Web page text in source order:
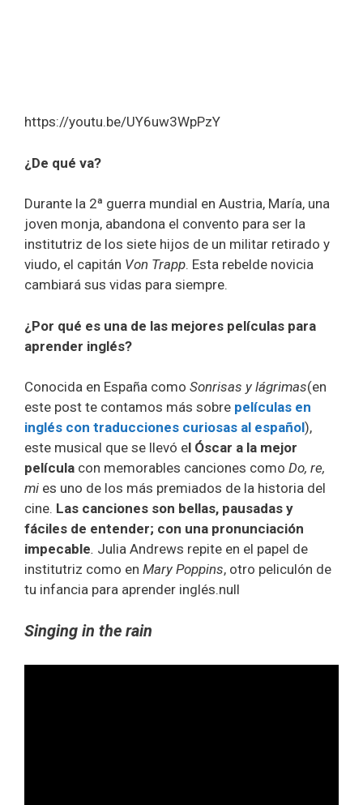
https://youtu.be/UY6uw3WpPzY
¿De qué va?
Durante la 2ª guerra mundial en Austria, María, una
joven monja, abandona el convento para ser la
institutriz de los siete hijos de un militar retirado y
viudo, el capitán Von Trapp. Esta rebelde novicia
cambiará sus vidas para siempre.
¿Por qué es una de las mejores películas para
aprender inglés?
Conocida en España como Sonrisas y lágrimas(en
este post te contamos más sobre películas en
inglés con traducciones curiosas al español),
este musical que se llevó el Óscar a la mejor
película con memorables canciones como Do, re,
mi es uno de los más premiados de la historia del
cine. Las canciones son bellas, pausadas y
fáciles de entender; con una pronunciación
impecable. Julia Andrews repite en el papel de
institutriz como en Mary Poppins, otro peliculón de
tu infancia para aprender inglés.null
Singing in the rain